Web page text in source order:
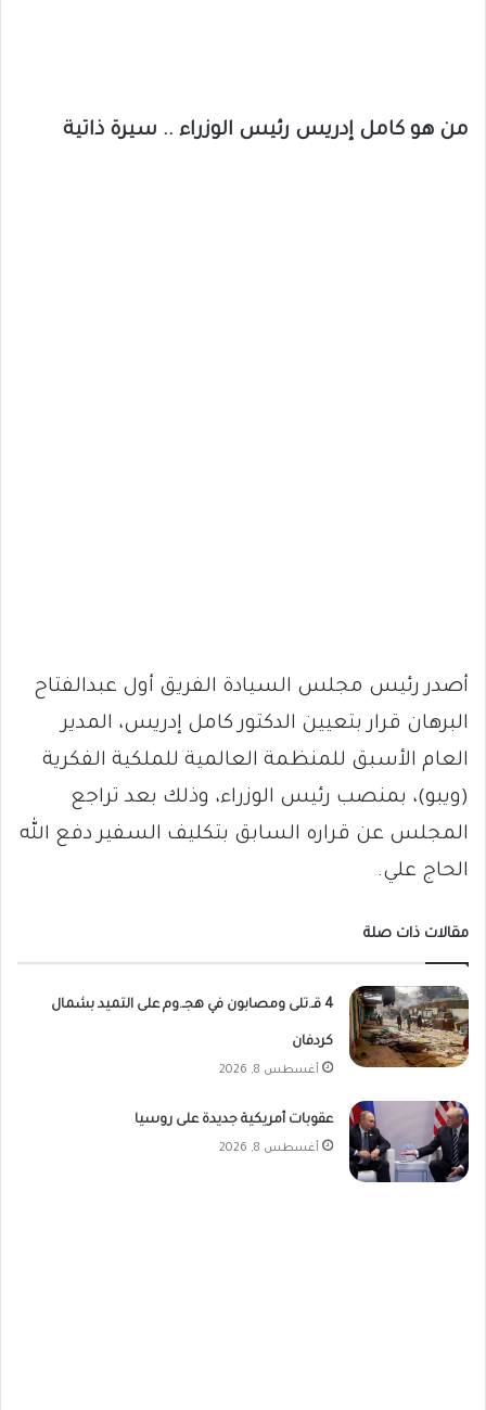
من هو كامل إدريس رئيس الوزراء .. سيرة ذاتية
أصدر رئيس مجلس السيادة الفريق أول عبدالفتاح
البرهان قرار بتعيين الدكتور كامل إدريس، المدير
العام الأسبق للمنظمة العالمية للملكية الفكرية
(ويبو)، بمنصب رئيس الوزراء، وذلك بعد تراجع
المجلس عن قراره السابق بتكليف السفير دفع الله
الحاج علي.
مقالات ذات صلة
4 قـ.تلى ومصابون في هجـ.وم على التميد بشمال
كردفان
أغسطس 8, 2026
عقوبات أمريكية جديدة على روسيا
أغسطس 8, 2026